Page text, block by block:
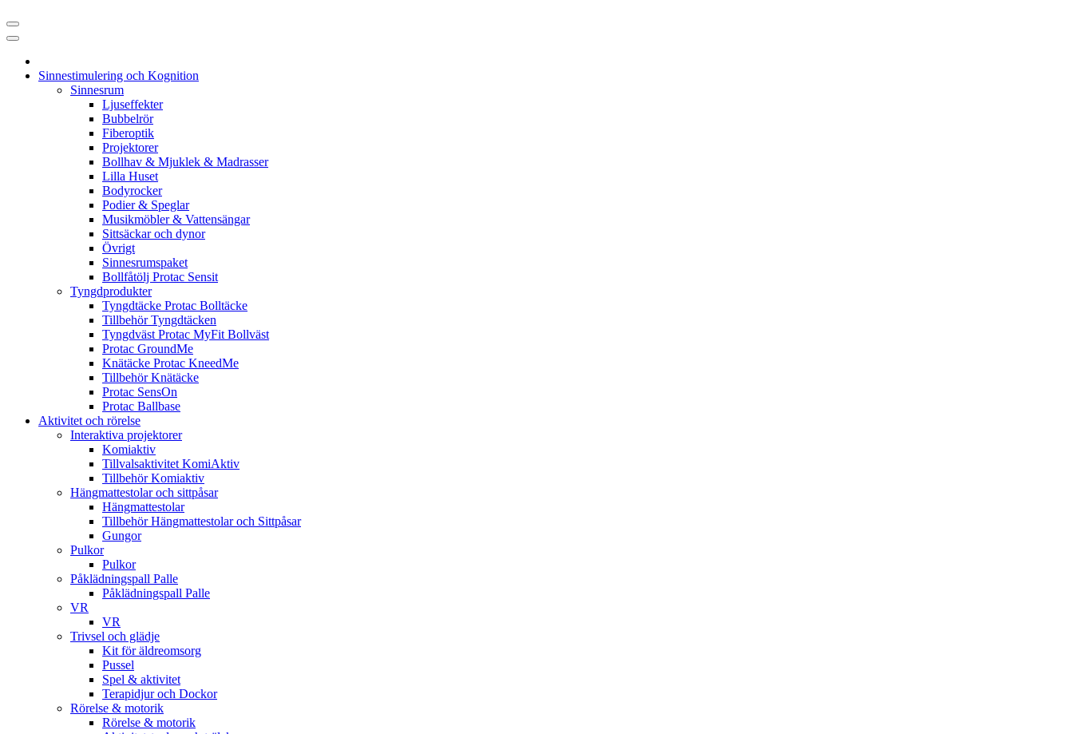
Sinnestimulering och Kognition
Sinnesrum
Ljuseffekter
Bubbelrör
Fiberoptik
Projektorer
Bollhav & Mjuklek & Madrasser
Lilla Huset
Bodyrocker
Podier & Speglar
Musikmöbler & Vattensängar
Sittsäckar och dynor
Övrigt
Sinnesrumspaket
Bollfåtölj Protac Sensit
Tyngdprodukter
Tyngdtäcke Protac Bolltäcke
Tillbehör Tyngdtäcken
Tyngdväst Protac MyFit Bollväst
Protac GroundMe
Knätäcke Protac KneedMe
Tillbehör Knätäcke
Protac SensOn
Protac Ballbase
Aktivitet och rörelse
Interaktiva projektorer
Komiaktiv
Tillvalsaktivitet KomiAktiv
Tillbehör Komiaktiv
Hängmattestolar och sittpåsar
Hängmattestolar
Tillbehör Hängmattestolar och Sittpåsar
Gungor
Pulkor
Pulkor
Påklädningspall Palle
Påklädningspall Palle
VR
VR
Trivsel och glädje
Kit för äldreomsorg
Pussel
Spel & aktivitet
Terapidjur och Dockor
Rörelse & motorik
Rörelse & motorik